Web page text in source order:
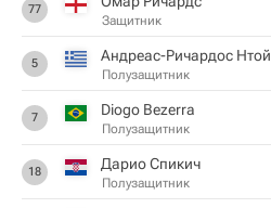
77
Защитник
5 Андреас-Ричардос Нтой
Полузащитник
7 Diogo Bezerra
Полузащитник
18 Дарио Спикич
Полузащитник